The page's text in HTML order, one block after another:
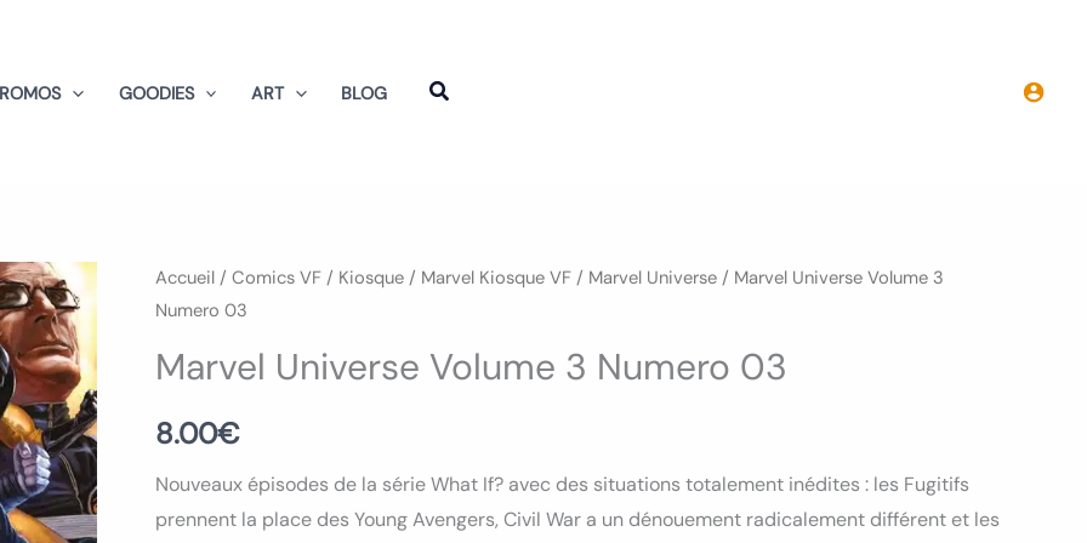
GOODIES ART BLOG
Accueil / Comics VF / Kiosque / Marvel Kiosque VF / Marvel Universe / Marvel Universe Volume 3
Numero 03
Marvel Universe Volume 3 Numero 03
8.00€
Nouveaux épisodes de la série What If? avec des situations totalement inédites : les Fugitifs
prennent la place des Young Avengers, Civil War a un dénouement radicalement différent et les